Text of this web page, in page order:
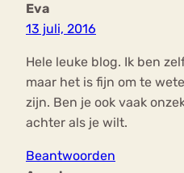
Eva
13 juli, 2016
Hele leuke blog. Ik ben
maar het is fijn om te
zijn. Ben je ook vaak
achter als je wilt.
Beantwoorden